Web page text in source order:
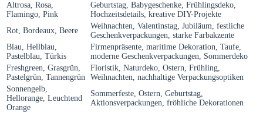
Altrosa, Rosa,
Flamingo, Pink
Geburtstag, Babygeschenke, Frühlingsdeko,
Hochzeitsdetails, kreative DIY-Projekte
Rot, Bordeaux, Beere
Weihnachten, Valentinstag, Jubiläum, festliche
Geschenkverpackungen, starke Farbakzente
Blau, Hellblau,
Pastelblau, Türkis
Firmenpräsente, maritime Dekoration, Taufe,
moderne Geschenkverpackungen, Sommerdeko
Freshgreen, Grasgrün,
Pastelgrün, Tannengrün
Floristik, Naturdeko, Ostern, Frühling,
Weihnachten, nachhaltige Verpackungsoptiken
Sonnengelb,
Hellorange, Leuchtend
Orange
Sommerfeste, Ostern, Geburtstag,
Aktionsverpackungen, fröhliche Dekorationen